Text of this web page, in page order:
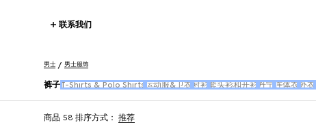
联系我们
男士 男士服饰
裤子 T-Shirts & Polo Shirts 运动服&卫衣 衬衫 套头衫和开衫 丹宁 连体衣 外衣
商品 58 排序方式： 推荐